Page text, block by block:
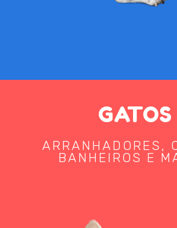
GATOS
ARRANHADORES,
BANHEIROS E